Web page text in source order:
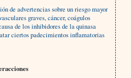
de advertencias sobre un riesgo mayor
graves, cáncer, coágulos
de los inhibidores de la quinasa
ciertos padecimientos inflamatorias